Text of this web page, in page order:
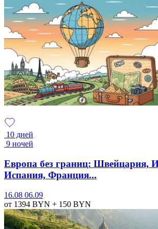
10 дней
9 ночей
Европа без границ: Швейцария,
Испания, Франция...
16.08 06.09
от 1394 BYN + 150 BYN